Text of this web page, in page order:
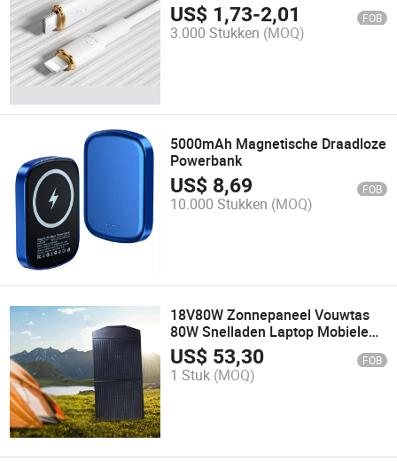
US$ 1,73-2,01 FOB
3.000 Stukken (MOQ)
5000mAh Magnetische Draadloze
Powerbank
US$ 8,69 FOB
10.000 Stukken (MOQ)
18V80W Zonnepaneel Vouwtas
80W Snelladen Laptop Mobiele
Voeding
US$ 53,30 FOB
1 Stuk (MOQ)